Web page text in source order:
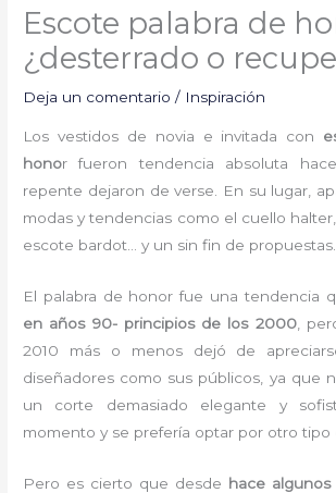
Escote palabra de
¿desterrado o
Deja un comentario / Inspiración
Los vestidos de novia e invitada con
honor fueron tendencia absoluta
repente dejaron de verse. En su lugar,
modas y tendencias como el cuello
escote bardot… y un sin fin de propuestas.
El palabra de honor fue una tendencia
en años 90- principios de los 2000,
2010 más o menos dejó de
diseñadores como sus públicos, ya que
un corte demasiado elegante y
momento y se prefería optar por otro tipo
Pero es cierto que desde hace